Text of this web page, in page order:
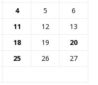
4 5
6
11 12
13
18 19
20
25 26
27